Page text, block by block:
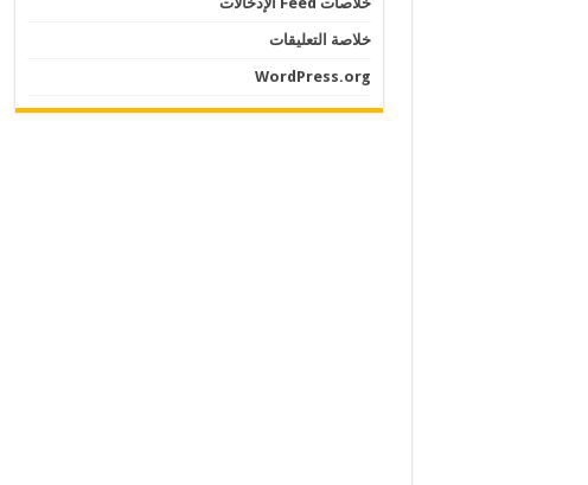
خلاصة التعليقات
WordPress.org